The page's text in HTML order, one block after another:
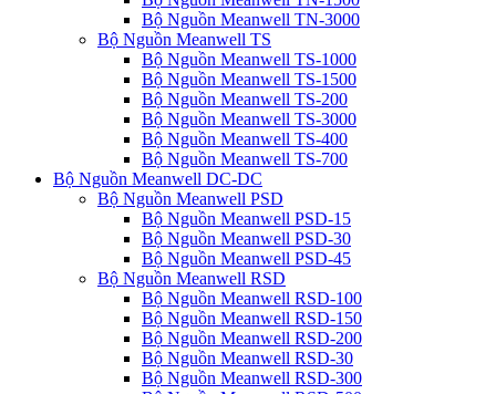
Bộ Nguồn Meanwell TN-3000
Bộ Nguồn Meanwell TS
Bộ Nguồn Meanwell TS-1000
Bộ Nguồn Meanwell TS-1500
Bộ Nguồn Meanwell TS-200
Bộ Nguồn Meanwell TS-3000
Bộ Nguồn Meanwell TS-400
Bộ Nguồn Meanwell TS-700
Bộ Nguồn Meanwell DC-DC
Bộ Nguồn Meanwell PSD
Bộ Nguồn Meanwell PSD-15
Bộ Nguồn Meanwell PSD-30
Bộ Nguồn Meanwell PSD-45
Bộ Nguồn Meanwell RSD
Bộ Nguồn Meanwell RSD-100
Bộ Nguồn Meanwell RSD-150
Bộ Nguồn Meanwell RSD-200
Bộ Nguồn Meanwell RSD-30
Bộ Nguồn Meanwell RSD-300